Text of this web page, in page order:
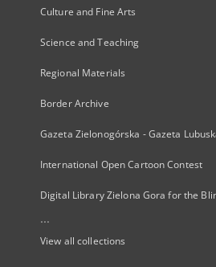
Culture and Fine Arts
Science and Teaching
Regional Materials
Border Archive
Gazeta Zielonogórska - Gazeta
International Open Cartoon Contest
Digital Library Zielona Gora for the
...
View all collections